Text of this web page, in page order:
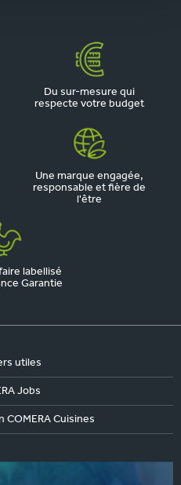
Du sur-mesure qui
respecte votre budget
Une marque engagée,
responsable et fière de
l'être
labellisé
Garantie
utiles
Jobs
COMERA Cuisines